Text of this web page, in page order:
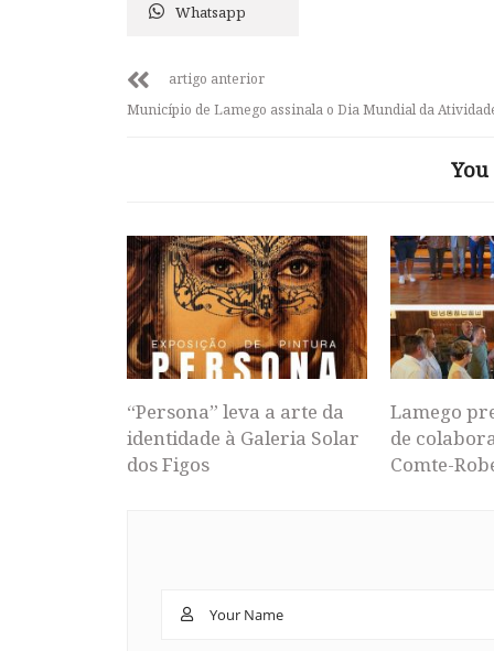
Whatsapp
artigo anterior
Município de Lamego assinala o Dia Mundial da
“Persona” leva a arte da
identidade à Galeria Solar
dos Figos
Lamego
de
Comte-